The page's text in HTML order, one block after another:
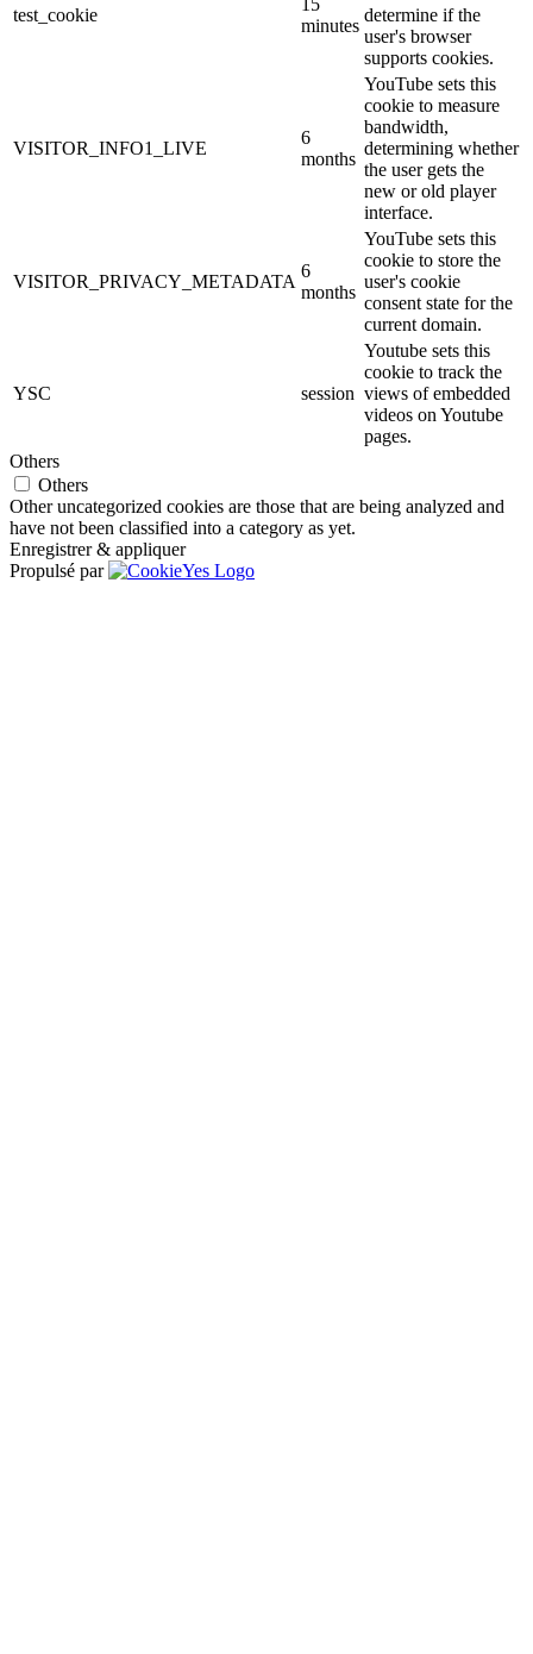
test_cookie
15
minutes
determine if the
user's browser
supports cookies.
VISITOR_INFO1_LIVE
6
months
YouTube sets this
cookie to measure
bandwidth,
determining whether
the user gets the
new or old player
interface.
VISITOR_PRIVACY_METADATA
6
months
YouTube sets this
cookie to store the
user's cookie
consent state for the
current domain.
YSC session
Youtube sets this
cookie to track the
views of embedded
videos on Youtube
pages.
Others
Others
Other uncategorized cookies are those that are being analyzed and
have not been classified into a category as yet.
Enregistrer & appliquer
Propulsé par